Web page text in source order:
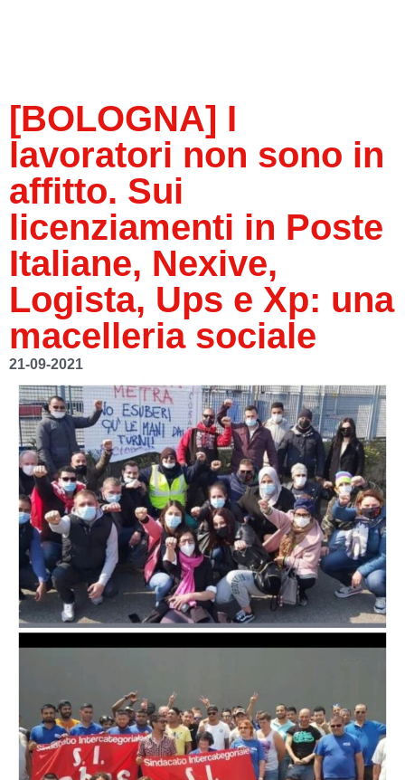
[BOLOGNA] I
lavoratori non sono in
affitto. Sui
licenziamenti in Poste
Italiane, Nexive,
Logista, Ups e Xp: una
macelleria sociale
21-09-2021